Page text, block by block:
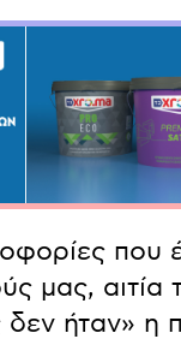
που
μας, αιτία
δεν ήταν» η